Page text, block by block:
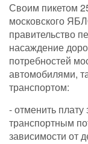
Своим пикетом
московского
правительство
насаждение
потребностей
автомобилями,
транспортом:
- отменить
транспортным
зависимости от